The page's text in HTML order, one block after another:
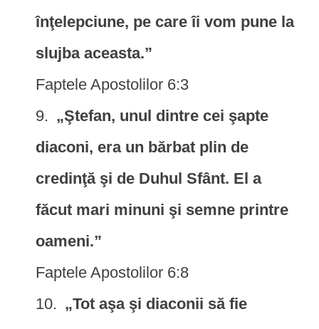
înţelepciune, pe care îi vom pune la
slujba aceasta.”
Faptele Apostolilor 6:3
„Ştefan, unul dintre cei şapte
diaconi, era un bărbat plin de
credinţă şi de Duhul Sfânt. El a
făcut mari minuni şi semne printre
oameni.”
Faptele Apostolilor 6:8
„Tot aşa şi diaconii să fie